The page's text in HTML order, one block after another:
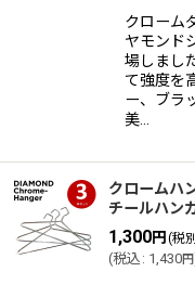
クローム
ヤモンド
場しまし
て強度を
ー、ブラ
美…
クロームハ
チールハン
1,300円 (税
(税込 : 1,430円